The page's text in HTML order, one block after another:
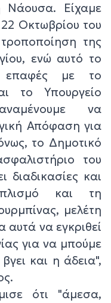
Νάουσα. Είχαμε
22 Οκτωβρίου του
της
ενώ αυτό το
επαφές με το
το Υπουργείο
να
Απόφαση για
το Δημοτικό
του
διαδικασίες και
και τη
μελέτη
να εγκριθεί
για να μπούμε
και η άδεια",
ότι "άμεσα,